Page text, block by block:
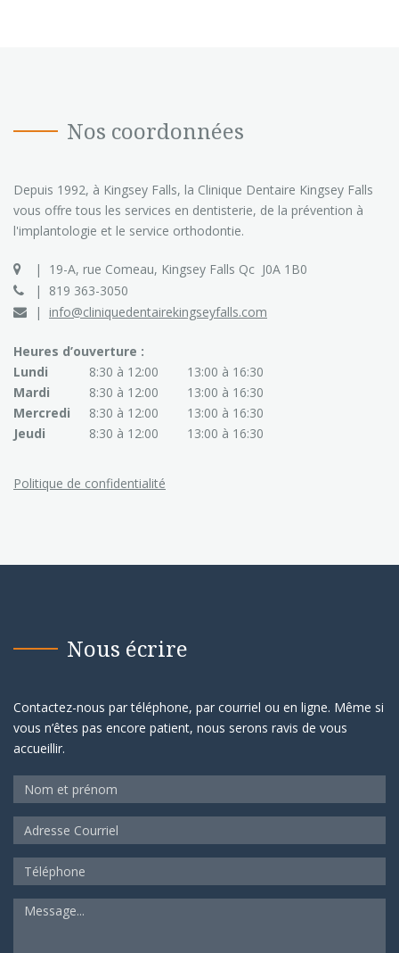
Nos coordonnées
Depuis 1992, à Kingsey Falls, la Clinique Dentaire Kingsey Falls
vous offre tous les services en dentisterie, de la prévention à
l'implantologie et le service orthodontie.
19-A, rue Comeau, Kingsey Falls Qc J0A 1B0
819 363-3050
info@cliniquedentairekingseyfalls.com
Heures d’ouverture :
Lundi
8:30 à 12:00
13:00 à 16:30
Mardi
8:30 à 12:00
13:00 à 16:30
Mercredi
8:30 à 12:00
13:00 à 16:30
Jeudi
8:30 à 12:00 13:00 à 16:30
Politique de confidentialité
Nous écrire
Contactez-nous par téléphone, par courriel ou en ligne. Même si
vous n’êtes pas encore patient, nous serons ravis de vous
accueillir.